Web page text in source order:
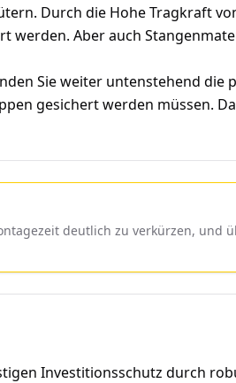
Durch die Hohe Tragkraft
werden. Aber auch
Sie weiter untenstehend die
gesichert werden müssen.
deutlich zu verkürzen, und
Investitionsschutz durch